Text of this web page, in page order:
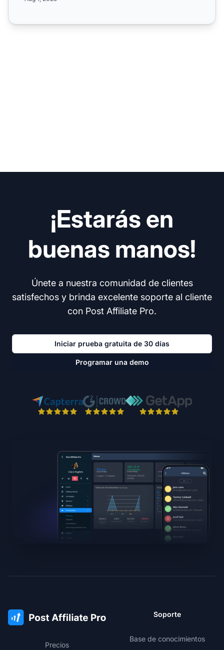
¡Estarás en
buenas manos!
Únete a nuestra comunidad de clientes
satisfechos y brinda excelente soporte al cliente
con Post Affiliate Pro.
Iniciar prueba gratuita de 30 días
Programar una demo
Precios
Soporte
Base de conocimientos